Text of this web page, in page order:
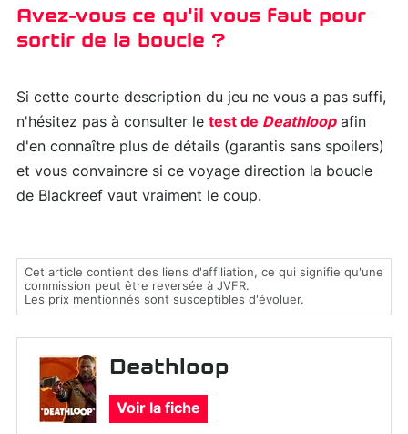
Avez-vous ce qu'il vous faut pour
sortir de la boucle ?
Si cette courte description du jeu ne vous a pas suffi,
n'hésitez pas à consulter le test de Deathloopafin
d'en connaître plus de détails (garantis sans spoilers)
et vous convaincre si ce voyage direction la boucle
de Blackreef vaut vraiment le coup.
Cet article contient des liens d'affiliation, ce qui signifie qu'une
commission peut être reversée à JVFR.
Les prix mentionnés sont susceptibles d'évoluer.
Deathloop
Voir la fiche